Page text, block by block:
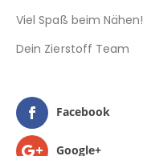
Viel Spaß beim Nähen!
Dein Zierstoff Team
Facebook
Google+